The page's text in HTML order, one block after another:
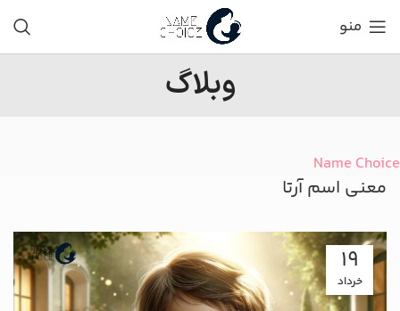
منو
وبلاگ
Name Choice
معنی اسم آرتا
19
خرداد